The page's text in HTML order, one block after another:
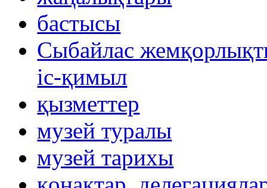
бастысы
Сыбайлас
іс-қимыл
қызметтер
музей туралы
музей тарихы